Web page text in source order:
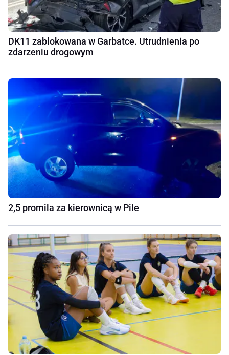
DK11 zablokowana w Garbatce. Utrudnienia po
zdarzeniu drogowym
2,5 promila za kierownicą w Pile